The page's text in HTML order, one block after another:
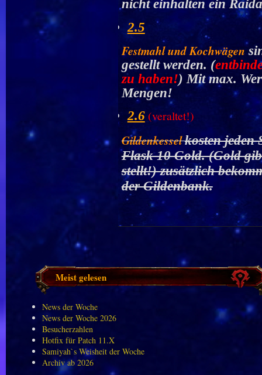
nicht einhalten ein
2.5
Festmahl und Kochwägen
gestellt werden. (
zu haben!) Mit max.
Mengen!
2.6 (veraltet!)
Gildenkesselkosten jeden
Flask 10 Gold. (Gold
stellt!) zusätzlich
der Gildenbank.
Meist gelesen
News der Woche
News der Woche 2026
Besucherzahlen
Hotfix für Patch 11.X
Samiyah`s Weisheit der Woche
Archiv ab 2026